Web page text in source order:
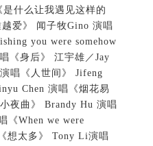
什么让我遇见这样的
爱》 闻子牧Gino 演唱
you were somehow
《身后》 江宇雄／Jay
唱《人世间》 Jifeng
Chen 演唱《烟花易
夜曲》 Brandy Hu 演唱
《When we were
想太多》 Tony Li演唱